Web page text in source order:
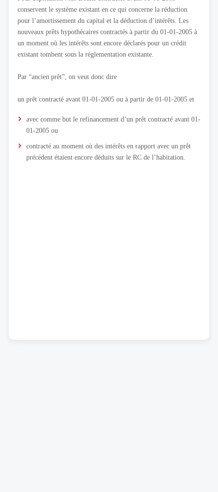
conservent le système existant en ce qui concerne la réduction
pour l’amortissement du capital et la déduction d’intérêts. Les
nouveaux prêts hypothécaires contractés à partir du 01-01-2005 à
un moment où les intérêts sont encore déclarés pour un crédit
existant tombent sous la réglementation existante.
Par “ancien prêt”, on veut donc dire
un prêt contracté avant 01-01-2005 ou à partir de 01-01-2005 et
avec comme but le refinancement d’un prêt contracté avant 01-
01-2005 ou
contracté au moment où des intérêts en rapport avec un prêt
précédent étaient encore déduits sur le RC de l’habitation.